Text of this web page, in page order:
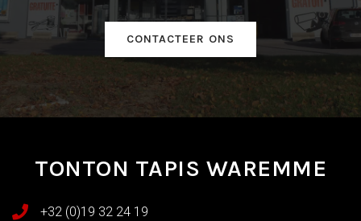
CONTACTEER ONS
TONTON TAPIS WAREMME
+32 (0)19 32 24 19